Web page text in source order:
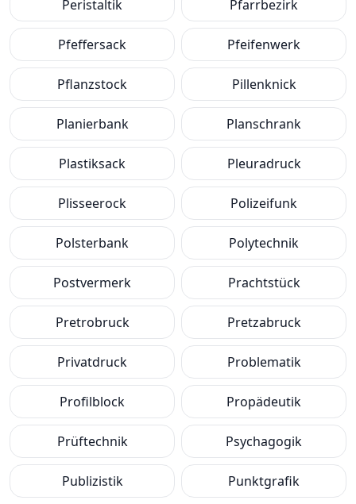
Peristaltik Pfarrbezirk
Pfeffersack Pfeifenwerk
Pflanzstock Pillenknick
Planierbank Planschrank
Plastiksack Pleuradruck
Plisseerock Polizeifunk
Polsterbank Polytechnik
Postvermerk Prachtstück
Pretrobruck Pretzabruck
Privatdruck Problematik
Profilblock Propädeutik
Prüftechnik Psychagogik
Publizistik Punktgrafik